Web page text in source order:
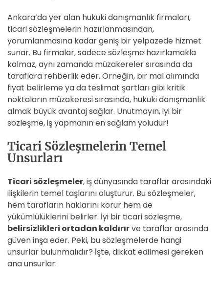
Ankara’da yer alan hukuki danışmanlık firmaları,
ticari sözleşmelerin hazırlanmasından,
yorumlanmasına kadar geniş bir yelpazede hizmet
sunar. Bu firmalar, sadece sözleşme hazırlamakla
kalmaz, aynı zamanda müzakereler sırasında da
taraflara rehberlik eder. Örneğin, bir mal alımında
fiyat belirleme ya da teslimat şartları gibi kritik
noktaların müzakeresi sırasında, hukuki danışmanlık
almak büyük avantaj sağlar. Unutmayın, iyi bir
sözleşme, iş yapmanın en sağlam yoludur!
Ticari Sözleşmelerin Temel
Unsurları
Ticari sözleşmeler, iş dünyasında taraflar arasındaki
ilişkilerin temel taşlarını oluşturur. Bu sözleşmeler,
hem tarafların haklarını korur hem de
yükümlülüklerini belirler. İyi bir ticari sözleşme,
belirsizlikleri ortadan kaldırırve taraflar arasında
güven inşa eder. Peki, bu sözleşmelerde hangi
unsurlar bulunmalıdır? İşte, dikkat edilmesi gereken
ana unsurlar: